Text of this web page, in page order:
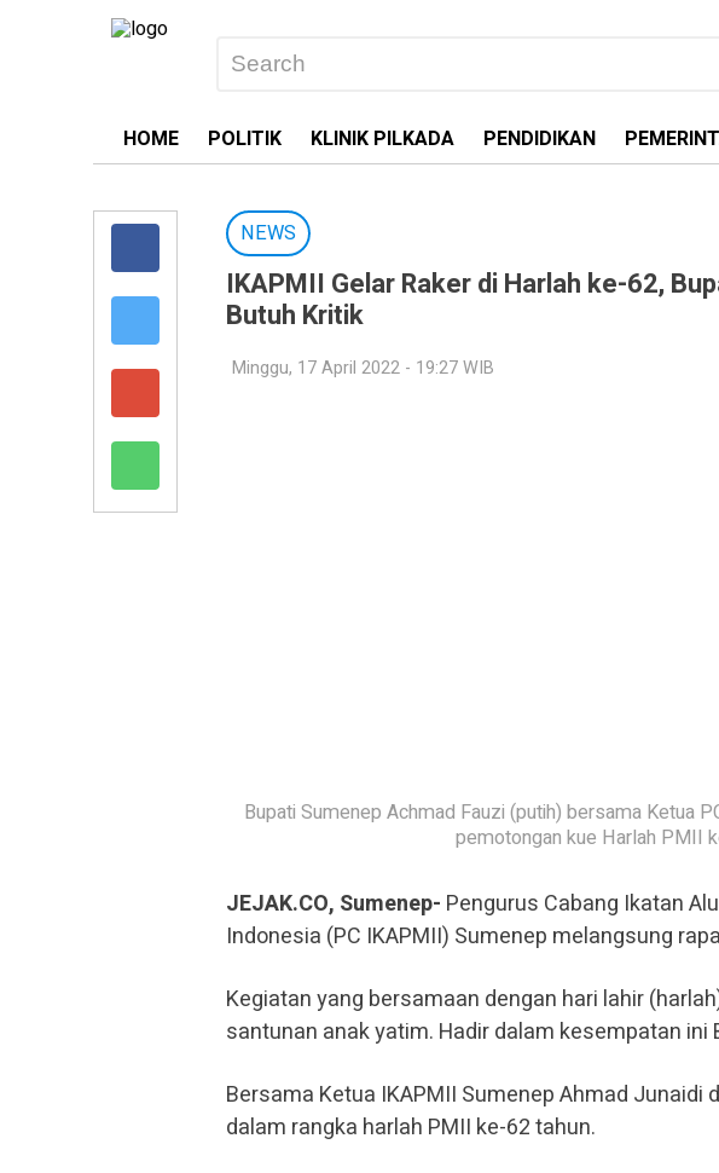
HOME POLITIK KLINIK PILKADA PENDIDIKAN
NEWS
IKAPMII Gelar Raker di Harlah ke-62,
Butuh Kritik
Minggu, 17 April 2022 - 19:27 WIB
Bupati Sumenep Achmad Fauzi (putih) bersama Ketua
pemotongan kue Harlah PMII
JEJAK.CO, Sumenep- Pengurus Cabang Ikatan
Indonesia (PC IKAPMII) Sumenep melangsung
Kegiatan yang bersamaan dengan hari lahir
santunan anak yatim. Hadir dalam kesempatan ini
Bersama Ketua IKAPMII Sumenep Ahmad Junaidi
dalam rangka harlah PMII ke-62 tahun.